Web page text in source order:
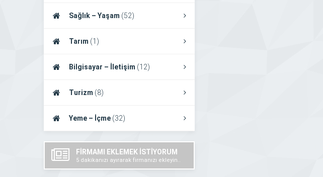
Sağlık – Yaşam (52)
Tarım (1)
Bilgisayar – İletişim (12)
Turizm (8)
Yeme – İçme (32)
FİRMAMI EKLEMEK İSTİYORUM
5 dakikanızı ayırarak firmanızı ekleyin..